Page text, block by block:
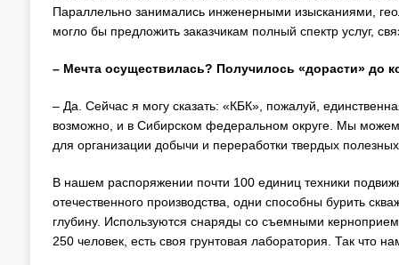
Параллельно занимались инженерными изысканиями,
могло бы предложить заказчикам полный спектр услуг,
– Мечта осуществилась? Получилось «дорасти» до
– Да. Сейчас я могу сказать: «КБК», пожалуй,
возможно, и в Сибирском федеральном округе. Мы
для организации добычи и переработки твердых
В нашем распоряжении почти 100 единиц техники
отечественного производства, одни способны бурить
глубину. Используются снаряды со съемными
250 человек, есть своя грунтовая лаборатория. Так что